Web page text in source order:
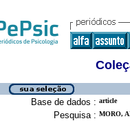
Base de dados : article
Pesquisa : MORO,